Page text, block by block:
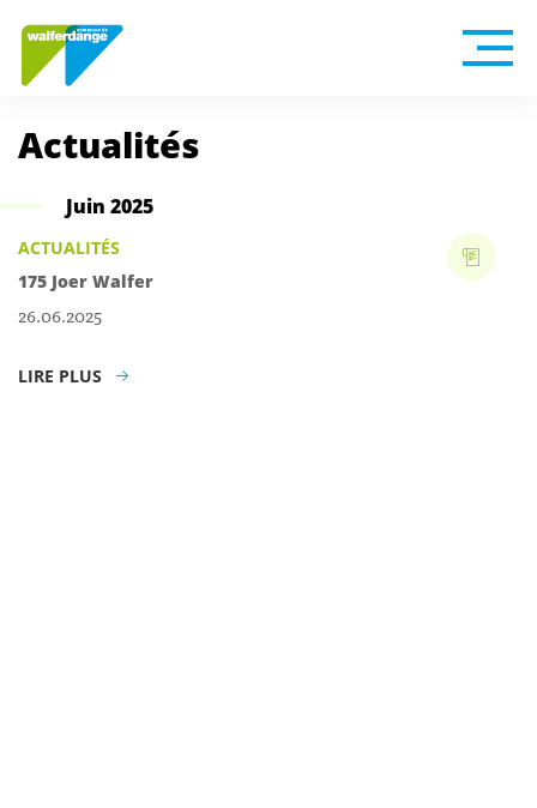
Actualités
Juin 2025
ACTUALITÉS
175 Joer Walfer
26.06.2025
LIRE PLUS